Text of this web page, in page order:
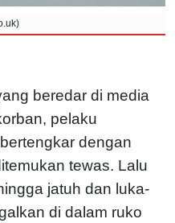
beredar di media
pelaku
dengan
tewas. Lalu
jatuh dan luka-
di dalam ruko